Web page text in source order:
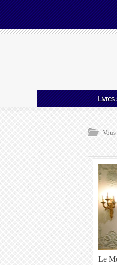
Livres
Le